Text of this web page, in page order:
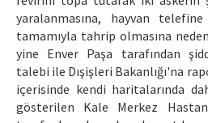
yaralanmasına, hayvan
tamamıyla tahrip olmasına
yine Enver Paşa tarafından
talebi ile Dışişleri Bakanlığı'na
içerisinde kendi haritalarında
gösterilen Kale Merkez